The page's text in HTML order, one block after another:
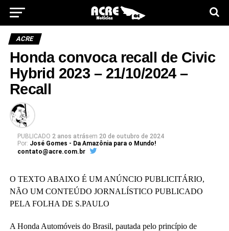
ACRE
Honda convoca recall de Civic
Hybrid 2023 – 21/10/2024 –
Recall
PUBLICADO 2 anos atrásem 20 de outubro de 2024
Por: José Gomes - Da Amazônia para o Mundo!
contato@acre.com.br
O TEXTO ABAIXO É UM ANÚNCIO PUBLICITÁRIO,
NÃO UM CONTEÚDO JORNALÍSTICO PUBLICADO
PELA FOLHA DE S.PAULO
A Honda Automóveis do Brasil, pautada pelo princípio de